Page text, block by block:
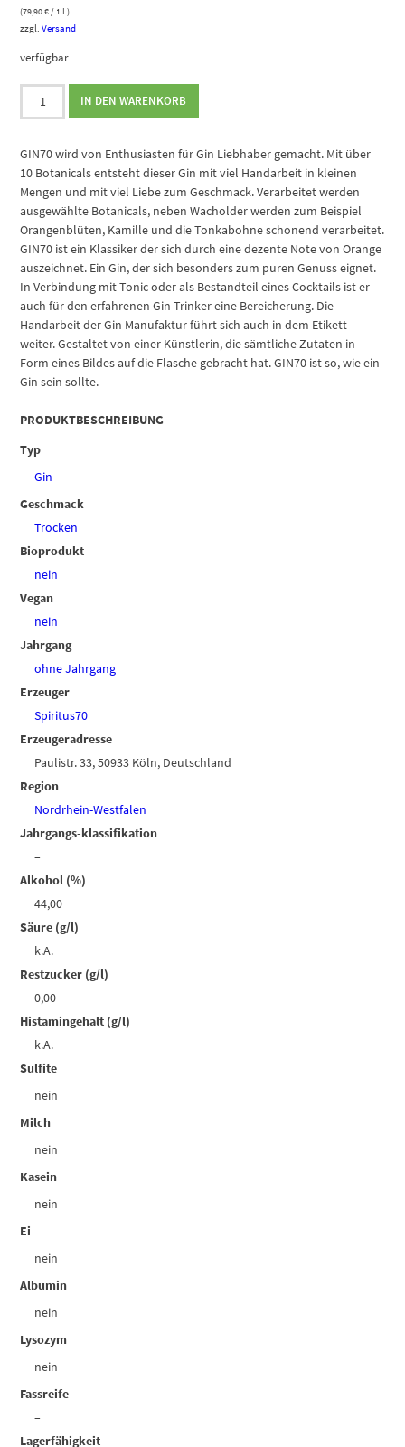
(79,90€/ 1 L)
zzgl.Versand
verfügbar
GIN
Köln
Menge
IN DEN WARENKORB
GIN70 wird von Enthusiasten für Gin Liebhaber gemacht. Mit über
10 Botanicals entsteht dieser Gin mit viel Handarbeit in kleinen
Mengen und mit viel Liebe zum Geschmack. Verarbeitet werden
ausgewählte Botanicals, neben Wacholder werden zum Beispiel
Orangenblüten, Kamille und die Tonkabohne schonend verarbeitet.
GIN70 ist ein Klassiker der sich durch eine dezente Note von Orange
auszeichnet. Ein Gin, der sich besonders zum puren Genuss eignet.
In Verbindung mit Tonic oder als Bestandteil eines Cocktails ist er
auch für den erfahrenen Gin Trinker eine Bereicherung. Die
Handarbeit der Gin Manufaktur führt sich auch in dem Etikett
weiter. Gestaltet von einer Künstlerin, die sämtliche Zutaten in
Form eines Bildes auf die Flasche gebracht hat. GIN70 ist so, wie ein
Gin sein sollte.
PRODUKTBESCHREIBUNG
Typ
Gin
Geschmack
Trocken
Bioprodukt
nein
Vegan
nein
Jahrgang
ohne Jahrgang
Erzeuger
Spiritus70
Erzeugeradresse
Paulistr. 33, 50933 Köln, Deutschland
Region
Nordrhein-Westfalen
Jahrgangs-klassifikation
–
Alkohol (%)
44,00
Säure (g/l)
k.A.
Restzucker (g/l)
0,00
Histamingehalt (g/l)
k.A.
Sulfite
nein
Milch
nein
Kasein
nein
Ei
nein
Albumin
nein
Lysozym
nein
Fassreife
–
Lagerfähigkeit